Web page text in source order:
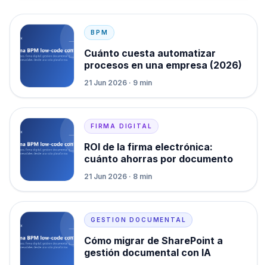
BPM
Cuánto cuesta automatizar
procesos en una empresa (2026)
21 Jun 2026 · 9 min
FIRMA DIGITAL
ROI de la firma electrónica:
cuánto ahorras por documento
21 Jun 2026 · 8 min
GESTION DOCUMENTAL
Cómo migrar de SharePoint a
gestión documental con IA